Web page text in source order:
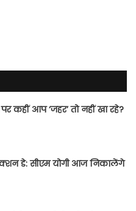
कहीं आप ‘जहर’ तो नहीं खा रहे?
डे: सीएम योगी आज निकालेंगे